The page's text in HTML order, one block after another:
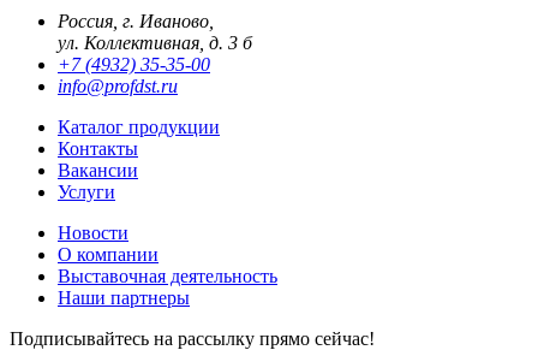
Россия, г. Иваново,
ул. Коллективная, д. 3 б
+7 (4932) 35-35-00
info@profdst.ru
Каталог продукции
Контакты
Вакансии
Услуги
Новости
О компании
Выставочная деятельность
Наши партнеры
Подписывайтесь на рассылку прямо сейчас!